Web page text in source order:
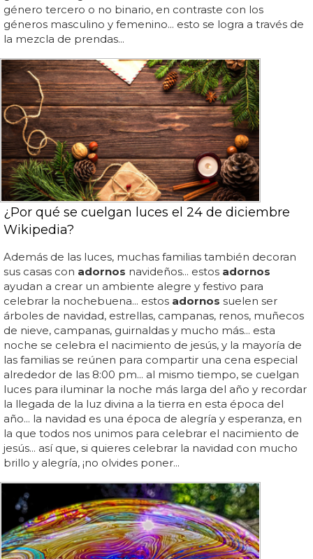
género tercero o no binario, en contraste con los
géneros masculino y femenino... esto se logra a través de
la mezcla de prendas...
¿Por qué se cuelgan luces el 24 de diciembre
Wikipedia?
Además de las luces, muchas familias también decoran
sus casas con adornos navideños... estos adornos
ayudan a crear un ambiente alegre y festivo para
celebrar la nochebuena... estos adornos suelen ser
árboles de navidad, estrellas, campanas, renos, muñecos
de nieve, campanas, guirnaldas y mucho más... esta
noche se celebra el nacimiento de jesús, y la mayoría de
las familias se reúnen para compartir una cena especial
alrededor de las 8:00 pm... al mismo tiempo, se cuelgan
luces para iluminar la noche más larga del año y recordar
la llegada de la luz divina a la tierra en esta época del
año... la navidad es una época de alegría y esperanza, en
la que todos nos unimos para celebrar el nacimiento de
jesús... así que, si quieres celebrar la navidad con mucho
brillo y alegría, ¡no olvides poner...